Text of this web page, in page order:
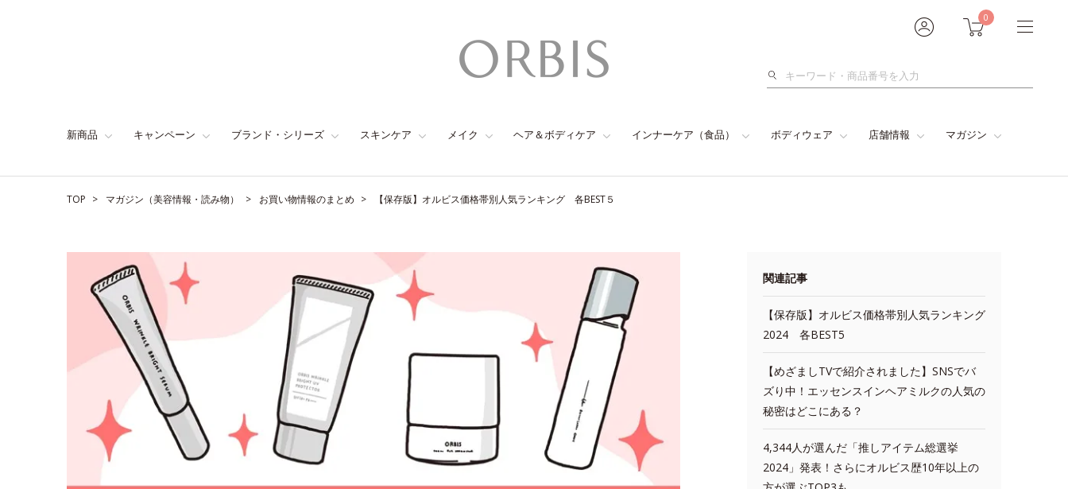
0
検
新商品 キャンペーン ブランド・シリーズ スキンケア メイク ヘア＆ボディケア インナーケア（食品） ボディウェア 店舗情報 マガジン
TOP マガジン（美容情報・読み物） お買い物情報のまとめ 【保存版】オルビス価格帯別人気ランキング 各BEST５
関連記事
【保存版】オルビス価格帯別人気ランキング
2024 各BEST5
【めざましTVで紹介されました】SNSでバ
ズり中！エッセンスインヘアミルクの人気の
秘密はどこにある？
4,344人が選んだ「推しアイテム総選挙
2024」発表！さらにオルビス歴10年以上の